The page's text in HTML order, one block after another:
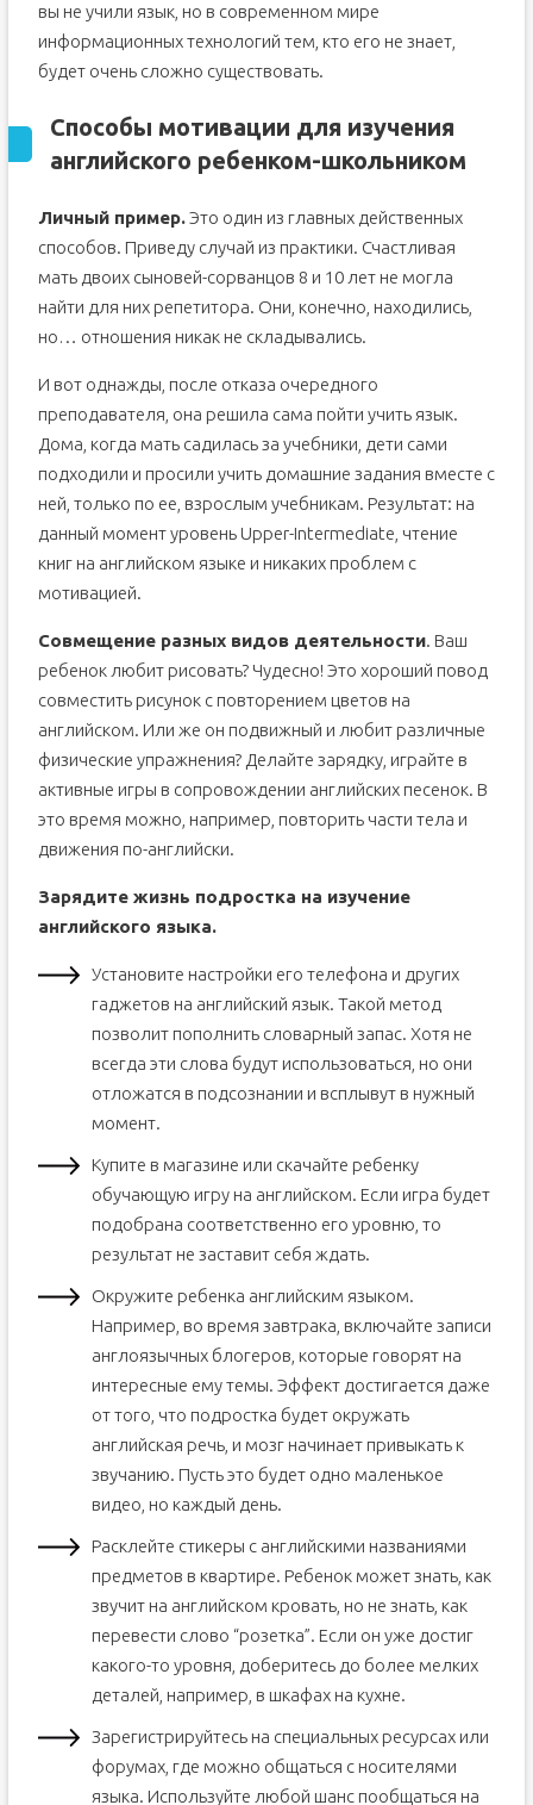
вы не учили язык, но в современном мире
информационных технологий тем, кто его не знает,
будет очень сложно существовать.
Способы мотивации для изучения
английского ребенком-школьником
Личный пример.Это один из главных действенных
способов. Приведу случай из практики. Счастливая
мать двоих сыновей-сорванцов 8 и 10 лет не могла
найти для них репетитора. Они, конечно, находились,
но… отношения никак не складывались.
И вот однажды, после отказа очередного
преподавателя, она решила сама пойти учить язык.
Дома, когда мать садилась за учебники, дети сами
подходили и просили учить домашние задания вместе с
ней, только по ее, взрослым учебникам. Результат: на
данный момент уровень Upper-Intermediate, чтение
книг на английском языке и никаких проблем с
мотивацией.
Совмещение разных видов деятельности. Ваш
ребенок любит рисовать? Чудесно! Это хороший повод
совместить рисунок с повторением цветов на
английском. Или же он подвижный и любит различные
физические упражнения? Делайте зарядку, играйте в
активные игры в сопровождении английских песенок. В
это время можно, например, повторить части тела и
движения по-английски.
Зарядите жизнь подростка на изучение
английского языка.
Установите настройки его телефона и других
гаджетов на английский язык. Такой метод
позволит пополнить словарный запас. Хотя не
всегда эти слова будут использоваться, но они
отложатся в подсознании и всплывут в нужный
момент.
Купите в магазине или скачайте ребенку
обучающую игру на английском. Если игра будет
подобрана соответственно его уровню, то
результат не заставит себя ждать.
Окружите ребенка английским языком.
Например, во время завтрака, включайте записи
англоязычных блогеров, которые говорят на
интересные ему темы. Эффект достигается даже
от того, что подростка будет окружать
английская речь, и мозг начинает привыкать к
звучанию. Пусть это будет одно маленькое
видео, но каждый день.
Расклейте стикеры с английскими названиями
предметов в квартире. Ребенок может знать, как
звучит на английском кровать, но не знать, как
перевести слово “розетка”. Если он уже достиг
какого-то уровня, доберитесь до более мелких
деталей, например, в шкафах на кухне.
Зарегистрируйтесь на специальных ресурсах или
форумах, где можно общаться с носителями
языка. Используйте любой шанс пообщаться на